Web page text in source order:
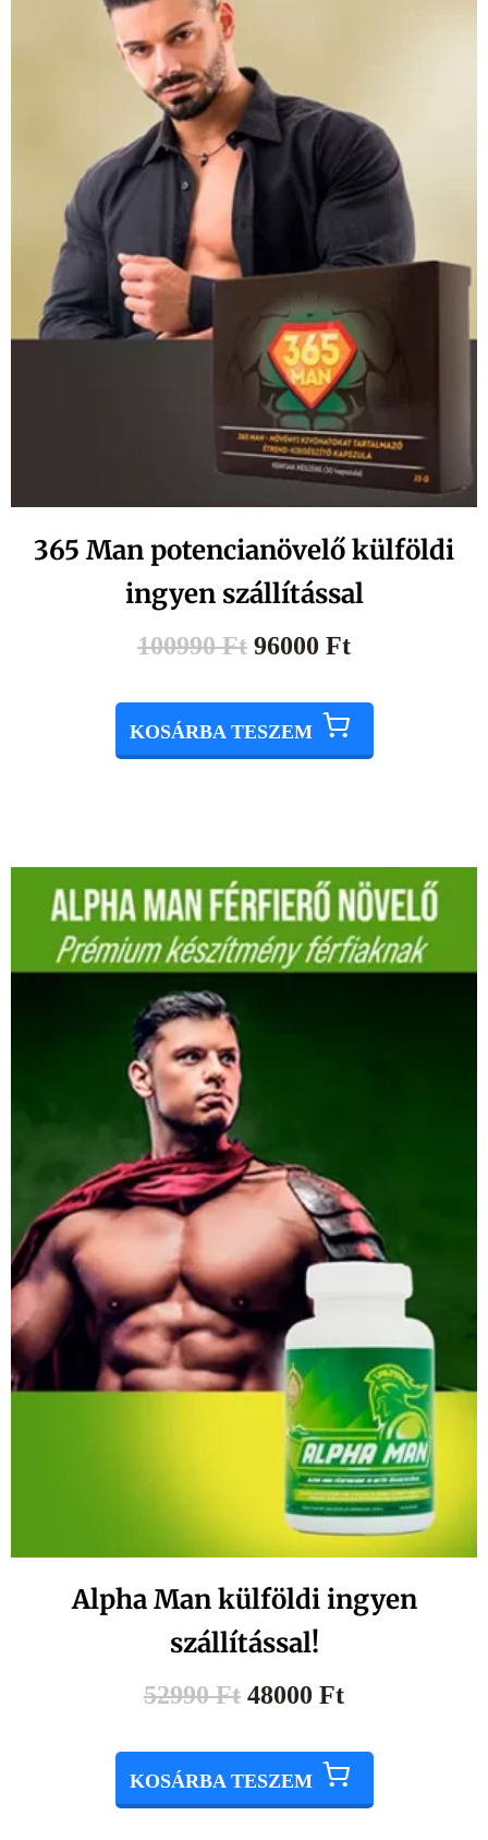
365 Man potencianövelő külföldi
ingyen szállítással
100990Ft 96000 Ft
KOSÁRBA TESZEM
Alpha Man külföldi ingyen
szállítással!
52990Ft
price
was:
52990 Ft.
48000 Ft
price
is:
48000 Ft.
KOSÁRBA TESZEM